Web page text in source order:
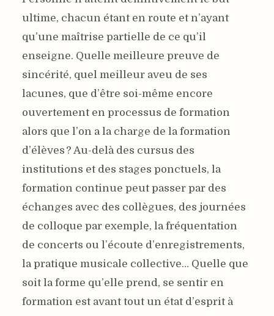
ultime, chacun étant en route et n’ayant
qu’une maîtrise partielle de ce qu’il
enseigne. Quelle meilleure preuve de
sincérité, quel meilleur aveu de ses
lacunes, que d’être soi-même encore
ouvertement en processus de formation
alors que l’on a la charge de la formation
d’élèves ? Au-delà des cursus des
institutions et des stages ponctuels, la
formation continue peut passer par des
échanges avec des collègues, des journées
de colloque par exemple, la fréquentation
de concerts ou l’écoute d’enregistrements,
la pratique musicale collective… Quelle que
soit la forme qu’elle prend, se sentir en
formation est avant tout un état d’esprit à